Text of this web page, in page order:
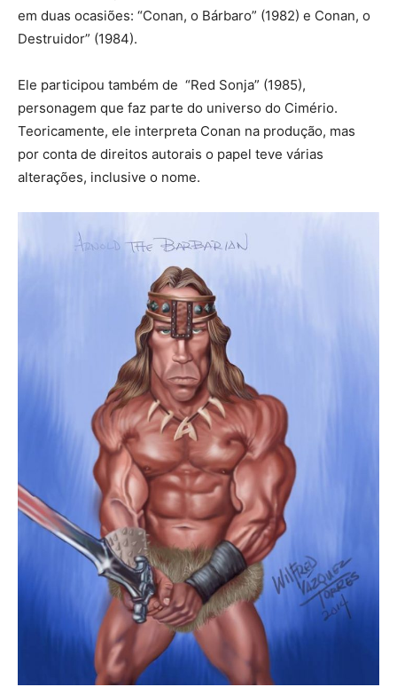
em duas ocasiões: “Conan, o Bárbaro” (1982) e Conan, o
Destruidor” (1984).
Ele participou também de “Red Sonja” (1985),
personagem que faz parte do universo do Cimério.
Teoricamente, ele interpreta Conan na produção, mas
por conta de direitos autorais o papel teve várias
alterações, inclusive o nome.